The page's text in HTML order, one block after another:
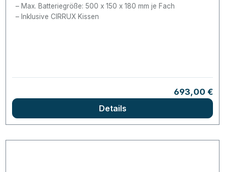
Max. Batteriegröße: 500 x 150 x 180 mm je Fach
Inklusive CIRRUX Kissen
Regulärer
693,00 €
Details